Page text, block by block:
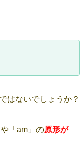
はないでしょうか？
「am」の原形が